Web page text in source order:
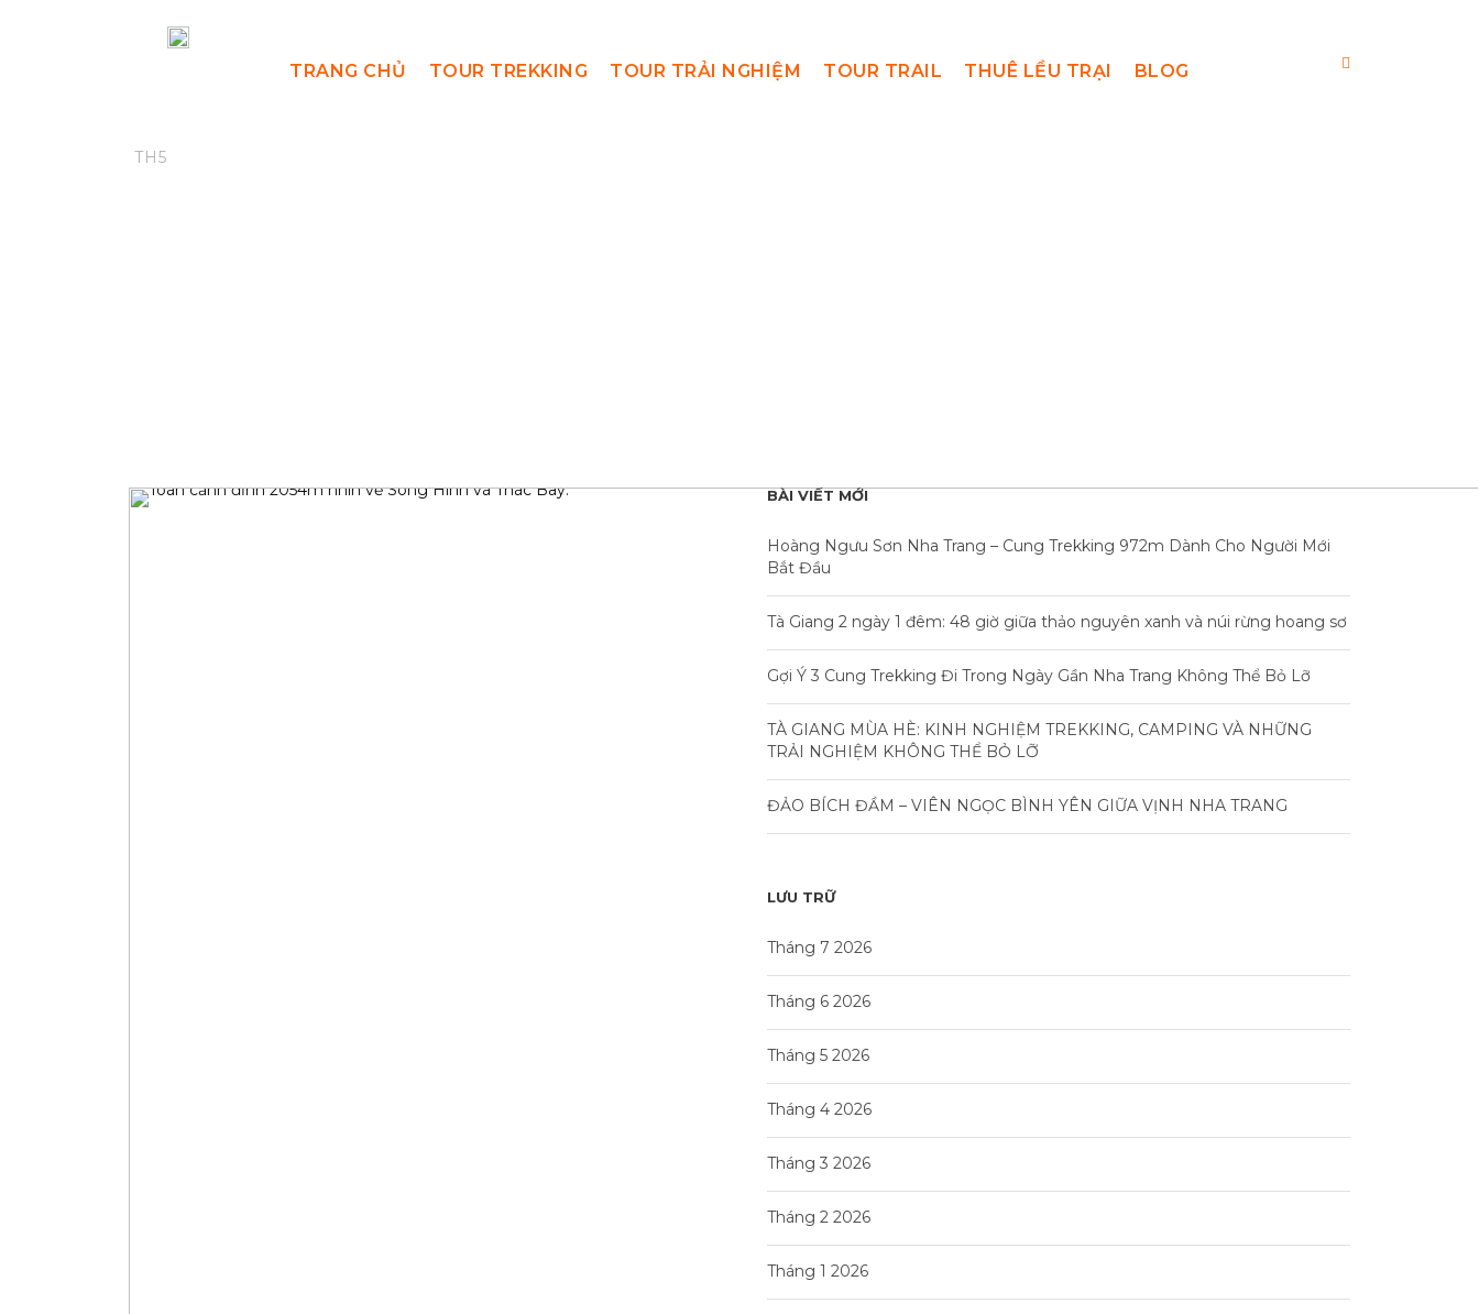
TRANG CHỦ TOUR TREKKING TOUR TRẢI NGHIỆM TOUR TRAIL THUÊ LỀU TRẠI BLOG
TH5
BÀI VIẾT MỚI
Hoàng Ngưu Sơn Nha Trang – Cung Trekking 972m Dành Cho Người Mới
Bắt Đầu
Tà Giang 2 ngày 1 đêm: 48 giờ giữa thảo nguyên xanh và núi rừng hoang sơ
Gợi Ý 3 Cung Trekking Đi Trong Ngày Gần Nha Trang Không Thể Bỏ Lỡ
TÀ GIANG MÙA HÈ: KINH NGHIỆM TREKKING, CAMPING VÀ NHỮNG
TRẢI NGHIỆM KHÔNG THỂ BỎ LỠ
ĐẢO BÍCH ĐẦM – VIÊN NGỌC BÌNH YÊN GIỮA VỊNH NHA TRANG
LƯU TRỮ
Tháng 7 2026
Tháng 6 2026
Tháng 5 2026
Tháng 4 2026
Tháng 3 2026
Tháng 2 2026
Tháng 1 2026